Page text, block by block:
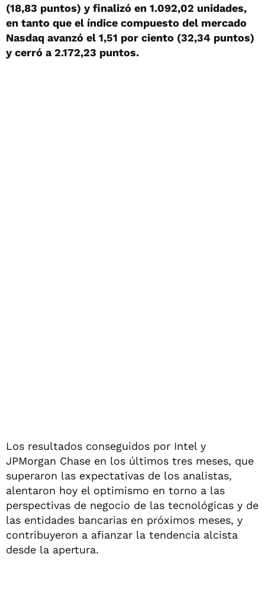
(18,83 puntos) y finalizó en 1.092,02 unidades,
en tanto que el índice compuesto del mercado
Nasdaq avanzó el 1,51 por ciento (32,34 puntos)
y cerró a 2.172,23 puntos.
Los resultados conseguidos por Intel y
JPMorgan Chase en los últimos tres meses, que
superaron las expectativas de los analistas,
alentaron hoy el optimismo en torno a las
perspectivas de negocio de las tecnológicas y de
las entidades bancarias en próximos meses, y
contribuyeron a afianzar la tendencia alcista
desde la apertura.